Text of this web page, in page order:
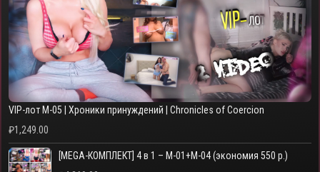
VIP-лот M-05 | Хроники принуждений | Chronicles of Coercion
₽1,249.00
[MEGA-КОМПЛЕКТ] 4 в 1 – M-01+M-04 (экономия 550 р.)